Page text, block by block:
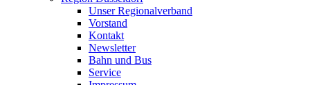
Unser Regionalverband
Vorstand
Kontakt
Newsletter
Bahn und Bus
Service